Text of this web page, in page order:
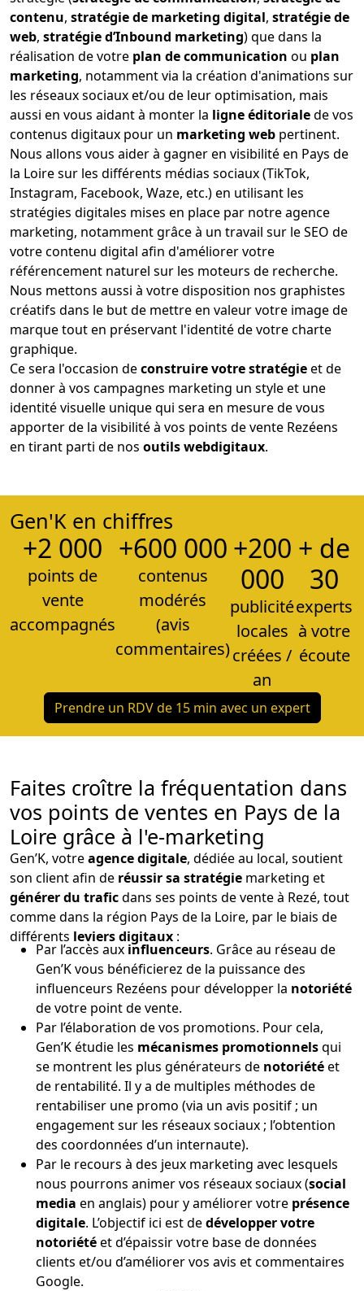
contenu, stratégie de marketing digital, stratégie de
web, stratégie d’Inbound marketing) que dans la
réalisation de votre plan de communication ou plan
marketing, notamment via la création d'animations sur
les réseaux sociaux et/ou de leur optimisation, mais
aussi en vous aidant à monter la ligne éditorialede vos
contenus digitaux pour un marketing web pertinent.
Nous allons vous aider à gagner en visibilité en Pays de
la Loire sur les différents médias sociaux (TikTok,
Instagram, Facebook, Waze, etc.) en utilisant les
stratégies digitales mises en place par notre agence
marketing, notamment grâce à un travail sur le SEO de
votre contenu digital afin d'améliorer votre
référencement naturel sur les moteurs de recherche.
Nous mettons aussi à votre disposition nos graphistes
créatifs dans le but de mettre en valeur votre image de
marque tout en préservant l'identité de votre charte
graphique.
Ce sera l'occasion deconstruire votre stratégieet de
donner à vos campagnes marketing un style et une
identité visuelle unique qui sera en mesure de vous
apporter de la visibilité à vos points de vente Rezéens
en tirant parti de nos outils webdigitaux.
Gen'K en chiffres
+2 000
points de
vente
accompagnés
+600 000
contenus
modérés
(avis
commentaires)
+200
000
publicité
locales
créées /
an
+ de
30
experts
à votre
écoute
Prendre un RDV de 15 min avec un expert
Faites croître la fréquentation dans
vos points de ventes en Pays de la
Loire grâce à l'e-marketing
Gen’K, votreagence digitale, dédiée au local, soutient
son client afin de réussir sa stratégie marketing et
générer du traficdans ses points de vente à Rezé, tout
comme dans la région Pays de la Loire, par le biais de
différents leviers digitaux :
Par l’accès aux influenceurs. Grâce au réseau de
Gen’K vous bénéficierez de la puissance des
influenceurs Rezéens pour développer la notoriété
de votre point de vente.
Par l’élaboration de vos promotions. Pour cela,
Gen’K étudie les mécanismes promotionnelsqui
se montrent les plus générateurs de notoriétéet
de rentabilité. Il y a de multiples méthodes de
rentabiliser une promo (via un avis positif ; un
engagement sur les réseaux sociaux ; l’obtention
des coordonnées d’un internaute).
Par le recours à des jeux marketing avec lesquels
nous pourrons animer vos réseaux sociaux (social
media en anglais) pour y améliorer votre présence
digitale. L’objectif ici est dedévelopper votre
notoriétéet d’épaissir votre base de données
clients et/ou d’améliorer vos avis et commentaires
Google.